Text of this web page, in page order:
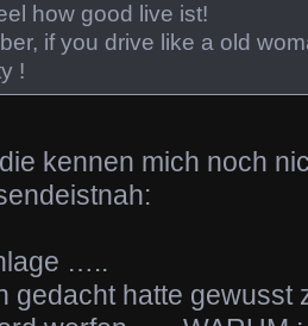
how good live ist!
if you drive like a old
!
kennen mich noch
…..
gedacht hatte gewusst